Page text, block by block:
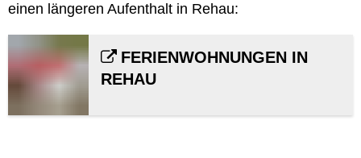
einen längeren Aufenthalt in Rehau:
FERIENWOHNUNGEN IN
REHAU